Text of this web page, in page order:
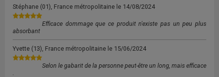
Stéphane (01), France métropolitaine le 14/08/2024
Efficace dommage que ce produit n'existe pas un peu plus
absorbant
Yvette (13), France métropolitaine le 15/06/2024
Selon le gabarit de la personne peut-être un long, mais efficace
.